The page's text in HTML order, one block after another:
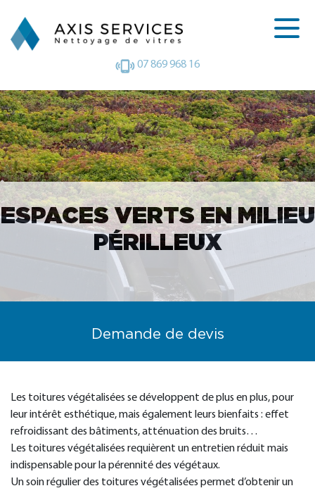
07 869 968 16
ESPACES VERTS EN MILIEU
PÉRILLEUX
Demande de devis
Les toitures végétalisées se développent de plus en plus, pour
leur intérêt esthétique, mais également leurs bienfaits : effet
refroidissant des bâtiments, atténuation des bruits…
Les toitures végétalisées requièrent un entretien réduit mais
indispensable pour la pérennité des végétaux.
Un soin régulier des toitures végétalisées permet d’obtenir un